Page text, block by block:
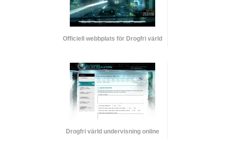
Officiell webbplats för Drogfri värld
Drogfri värld undervisning online